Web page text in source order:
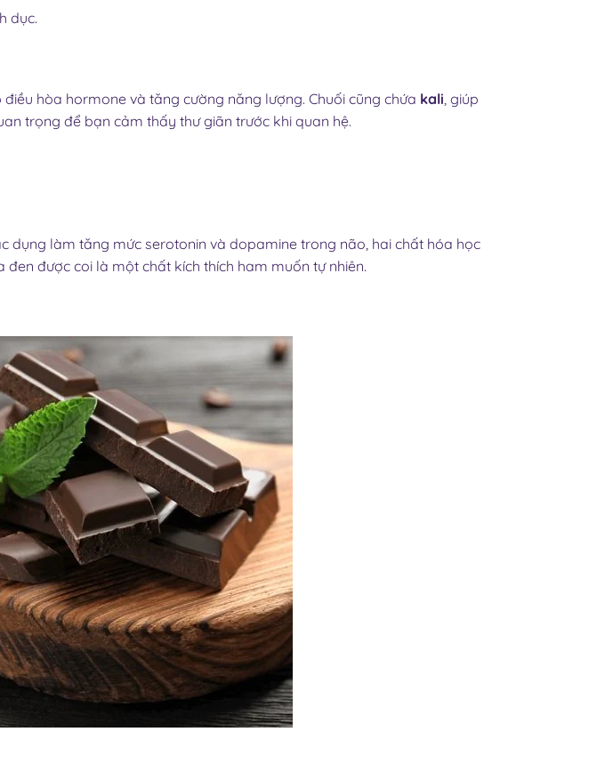
dục.
hòa hormone và tăng cường năng lượng. Chuối cũng chứa kali, giúp
trọng để bạn cảm thấy thư giãn trước khi quan hệ.
dụng làm tăng mức serotonin và dopamine trong não, hai chất hóa học
được coi là một chất kích thích ham muốn tự nhiên.